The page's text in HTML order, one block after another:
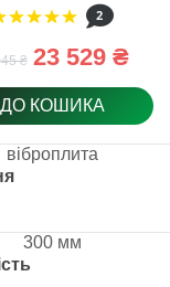
2
₴ 23 529 ₴
ДО КОШИКА
віброплита
300 мм